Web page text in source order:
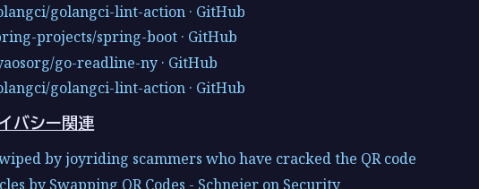
golangci-lint-action · GitHub
projects/spring-boot · GitHub
go-readline-ny · GitHub
golangci-lint-action · GitHub
バシー関連
by joyriding scammers who have cracked the QR code
by Swapping QR Codes - Schneier on Security